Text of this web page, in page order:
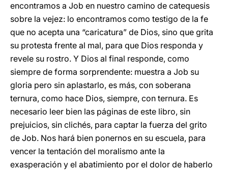
encontramos a Job en nuestro camino de catequesis
sobre la vejez: lo encontramos como testigo de la fe
que no acepta una “caricatura” de Dios, sino que grita
su protesta frente al mal, para que Dios responda y
revele su rostro. Y Dios al final responde, como
siempre de forma sorprendente: muestra a Job su
gloria pero sin aplastarlo, es más, con soberana
ternura, como hace Dios, siempre, con ternura. Es
necesario leer bien las páginas de este libro, sin
prejuicios, sin clichés, para captar la fuerza del grito
de Job. Nos hará bien ponernos en su escuela, para
vencer la tentación del moralismo ante la
exasperación y el abatimiento por el dolor de haberlo